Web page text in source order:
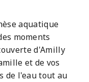
aquatique
moments
d'Amilly
et de vos
de l'eau tout au